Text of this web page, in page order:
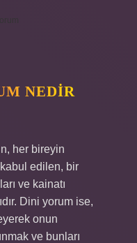
NEDIR
her bireyin
kabul edilen, bir
ve kainatı
Dini yorum ise,
onun
ve bunları